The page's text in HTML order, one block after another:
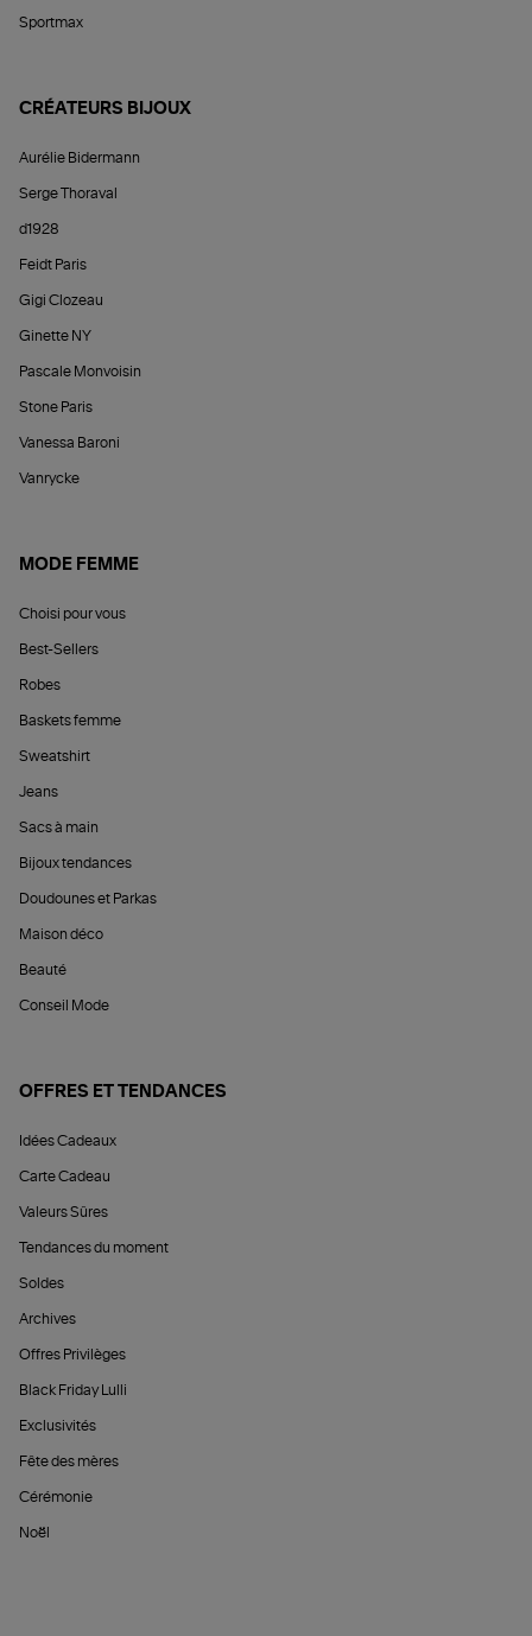
Sportmax
CRÉATEURS BIJOUX
Aurélie Bidermann
Serge Thoraval
d1928
Feidt Paris
Gigi Clozeau
Ginette NY
Pascale Monvoisin
Stone Paris
Vanessa Baroni
Vanrycke
MODE FEMME
Choisi pour vous
Best-Sellers
Robes
Baskets femme
Sweatshirt
Jeans
Sacs à main
Bijoux tendances
Doudounes et Parkas
Maison déco
Beauté
Conseil Mode
OFFRES ET TENDANCES
Idées Cadeaux
Carte Cadeau
Valeurs Sûres
Tendances du moment
Soldes
Archives
Offres Privilèges
Black Friday Lulli
Exclusivités
Fête des mères
Cérémonie
Noël